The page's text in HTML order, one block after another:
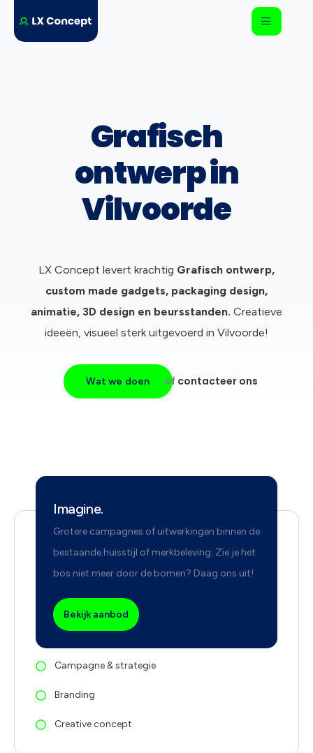
Grafisch
ontwerp in
Vilvoorde
LX Concept levert krachtig Grafisch ontwerp,
custom made gadgets, packaging design,
animatie, 3D design en beursstanden. Creatieve
ideeën, visueel sterk uitgevoerd in Vilvoorde!
Wat we doen of contacteer ons
Imagine.
Grotere campagnes of uitwerkingen binnen de
bestaande huisstijl of merkbeleving. Zie je het
bos niet meer door de bomen? Daag ons uit!
Bekijk aanbod
Campagne & strategie
Branding
Creative concept